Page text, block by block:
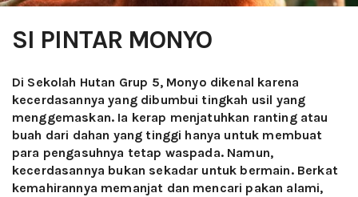
SI PINTAR MONYO
Di Sekolah Hutan Grup 5, Monyo dikenal karena
kecerdasannya yang dibumbui tingkah usil yang
menggemaskan. Ia kerap menjatuhkan ranting atau
buah dari dahan yang tinggi hanya untuk membuat
para pengasuhnya tetap waspada. Namun,
kecerdasannya bukan sekadar untuk bermain. Berkat
kemahirannya memanjat dan mencari pakan alami,